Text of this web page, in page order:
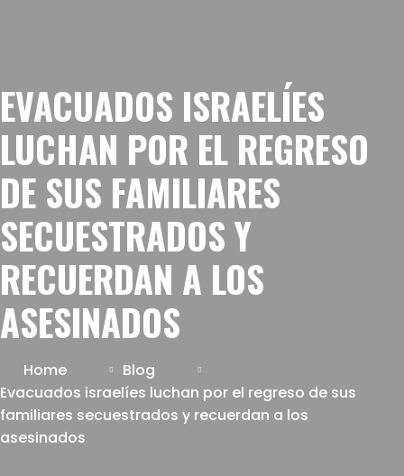
EVACUADOS ISRAELÍES
LUCHAN POR EL REGRESO
DE SUS FAMILIARES
SECUESTRADOS Y
RECUERDAN A LOS
ASESINADOS
Home
Blog
Evacuados israelíes luchan por el regreso de sus
familiares secuestrados y recuerdan a los
asesinados